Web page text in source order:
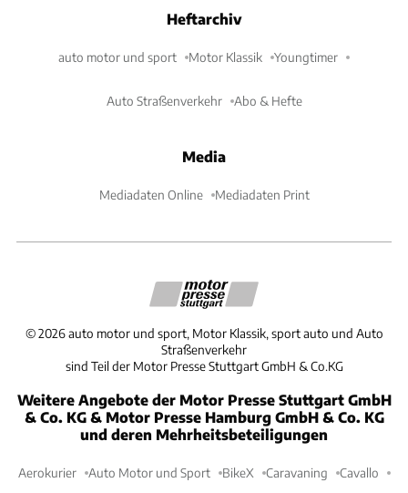
Heftarchiv
auto motor und sport Motor Klassik Youngtimer
Auto Straßenverkehr Abo & Hefte
Media
Mediadaten Online Mediadaten Print
©2026 auto motor und sport, Motor Klassik, sport auto und Auto
Straßenverkehr
sind Teil der Motor Presse Stuttgart GmbH & Co.KG
Weitere Angebote der Motor Presse Stuttgart GmbH
& Co. KG & Motor Presse Hamburg GmbH & Co. KG
und deren Mehrheitsbeteiligungen
Aerokurier Auto Motor und Sport BikeX Caravaning Cavallo